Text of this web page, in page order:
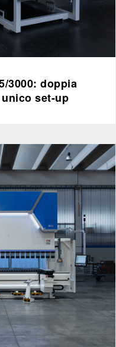
3000: doppia
set-up